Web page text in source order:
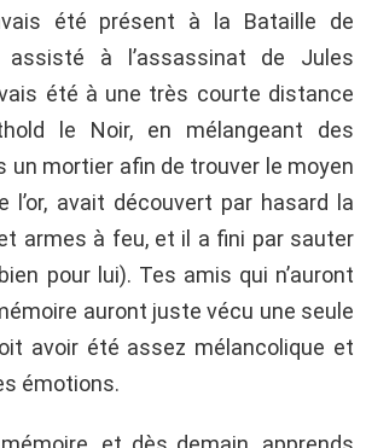
été présent à la Bataille de
assisté à l’assassinat de Jules
été à une très courte distance
le Noir, en mélangeant des
un mortier afin de trouver le moyen
l’or, avait découvert par hasard la
armes à feu, et il a fini par sauter
pour lui). Tes amis qui n’auront
auront juste vécu une seule
avoir été assez mélancolique et
émotions.